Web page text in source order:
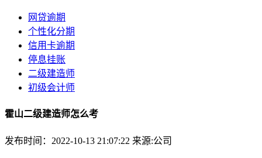
网贷逾期
个性化分期
信用卡逾期
停息挂账
二级建造师
初级会计师
霍山二级建造师怎么考
发布时间：2022-10-13 21:07:22 来源:公司